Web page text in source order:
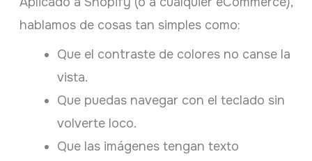
hablamos de cosas tan simples como:
Que el contraste de colores no canse la
vista.
Que puedas navegar con el teclado sin
volverte loco.
Que las imágenes tengan texto